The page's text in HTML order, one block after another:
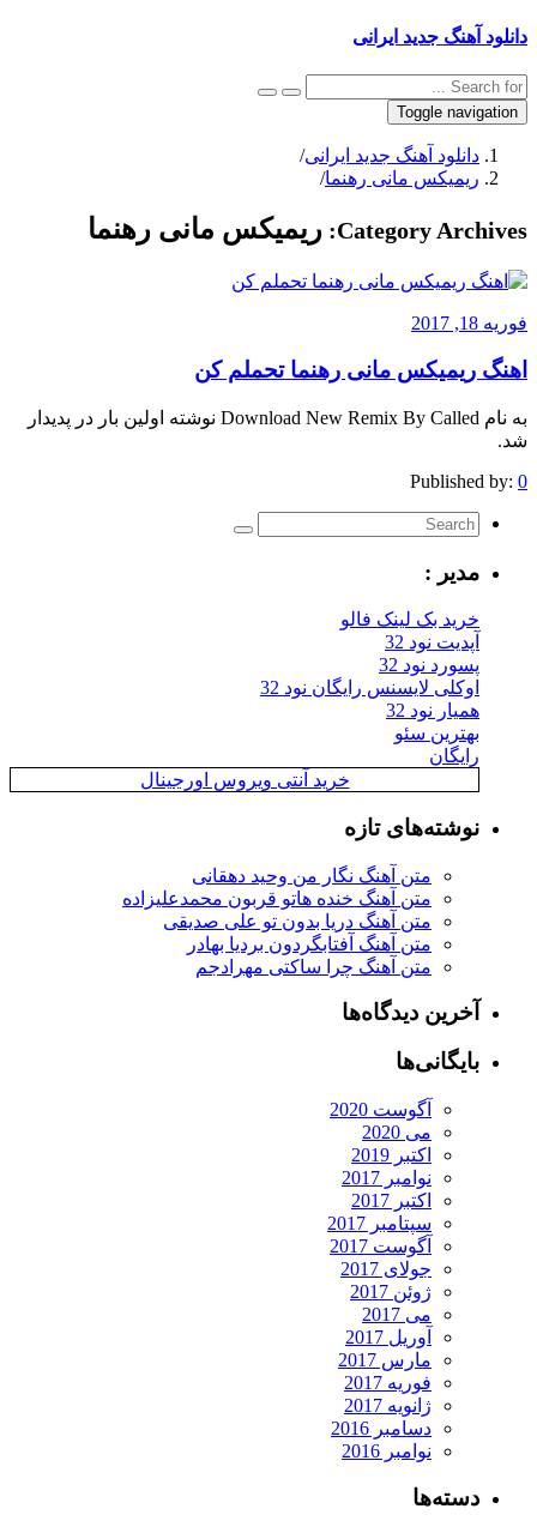
دانلود آهنگ جدید ایرانی
Toggle navigation
دانلود آهنگ جدید ایرانی/
ریمیکس مانی رهنما/
Category Archives: ریمیکس مانی رهنما
فوریه 18, 2017
اهنگ ریمیکس مانی رهنما تحملم کن
به نام Download New Remix By Called نوشته اولین بار در پدیدار
شد.
Published by: 0
مدیر :
خرید بک لینک فالو
آپدیت نود 32
پسورد نود 32
اوکلی لایسنس رایگان نود 32
همیار نود 32
بهترین سئو
رایگان
خرید آنتی ویروس اورجینال
نوشته‌های تازه
متن آهنگ نگار من وحید دهقانی
متن آهنگ خنده هاتو قربون محمدعلیزاده
متن آهنگ دریا بدون تو علی صدیقی
متن آهنگ آفتابگردون بردیا بهادر
متن آهنگ چرا ساکتی مهرادجم
آخرین دیدگاه‌ها
بایگانی‌ها
آگوست 2020
می 2020
اکتبر 2019
نوامبر 2017
اکتبر 2017
سپتامبر 2017
آگوست 2017
جولای 2017
ژوئن 2017
می 2017
آوریل 2017
مارس 2017
فوریه 2017
ژانویه 2017
دسامبر 2016
نوامبر 2016
دسته‌ها